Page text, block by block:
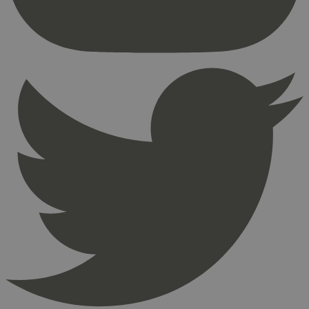
Navn
Domene
Utløpsdato
Hotjar Ltd
minutter
sekunder
minutter
sekunder
pageviewCount
.svanemerket.no
nelapi-product-archive-filters
svanemerket.no
nelapi-last-visited-category